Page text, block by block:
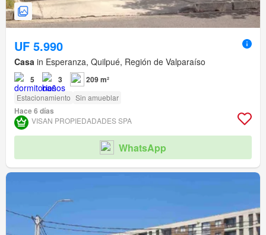
UF 5.990
Casa in Esperanza, Quilpué, Región de Valparaíso
5 3 209 m²
Estacionamiento Sin amueblar
Hace 6 días
VISAN PROPIEDADADES SPA
WhatsApp